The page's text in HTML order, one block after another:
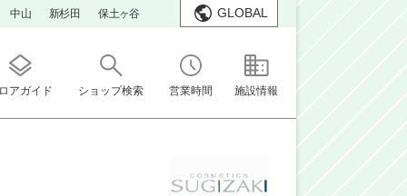
中山 新杉田 保土ヶ谷 GLOBAL
アガイド ショップ検索 営業時間 施設情報